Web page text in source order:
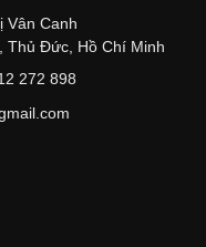
Vân Canh
Thủ Đức, Hồ Chí Minh
272 898